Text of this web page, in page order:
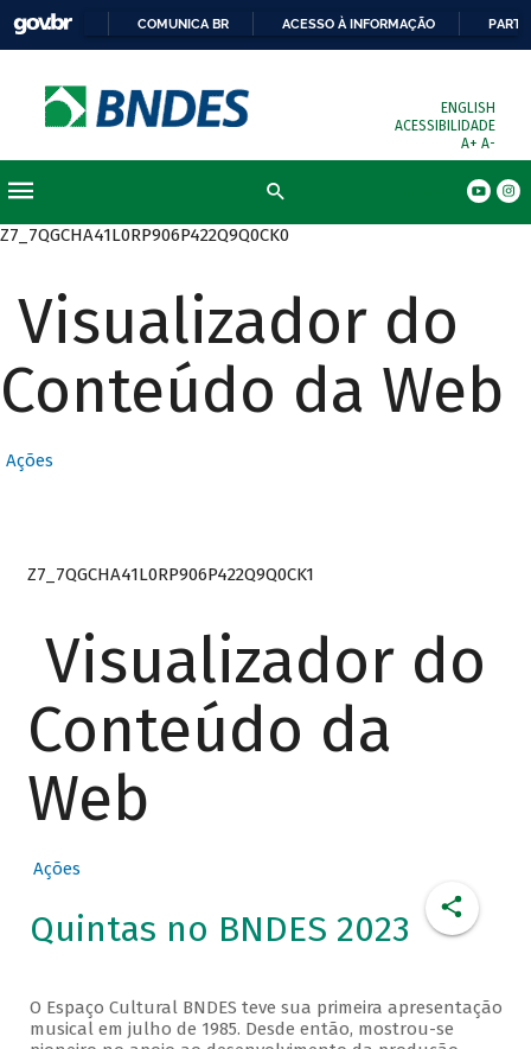
COMUNICA BR ACESSO À INFORMAÇÃO
ENGLISH
ACESSIBILIDADE
A+ A-
Z7_7QGCHA41L0RP906P422Q9Q0CK0
Visualizador do
Conteúdo da Web
Ações
Z7_7QGCHA41L0RP906P422Q9Q0CK1
Visualizador do
Conteúdo da
Web
Ações
Quintas no BNDES 2023
O Espaço Cultural BNDES teve sua primeira apresentação
musical em julho de 1985. Desde então, mostrou-se